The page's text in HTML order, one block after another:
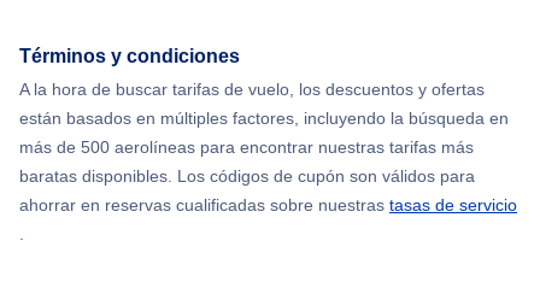
Flights from Nueva York to Seúl
Flights from Nueva York to Barcelona
Términos y condiciones
A la hora de buscar tarifas de vuelo, los descuentos y ofertas
están basados en múltiples factores, incluyendo la búsqueda en
más de 500 aerolíneas para encontrar nuestras tarifas más
baratas disponibles. Los códigos de cupón son válidos para
ahorrar en reservas cualificadas sobre nuestras tasas de servicio
.